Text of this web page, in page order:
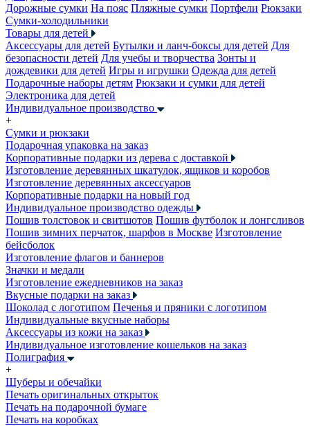
Дорожные сумки На пояс Пляжные сумки Портфели Рюкзаки
Сумки-холодильники
Товары для детей
Аксессуары для детей Бутылки и ланч-боксы для детей Для
безопасности детей Для учебы и творчества Зонты и
дождевики для детей Игры и игрушки Одежда для детей
Подарочные наборы детям Рюкзаки и сумки для детей
Электроника для детей
Индивидуальное производство
+
Сумки и рюкзаки
Подарочная упаковка на заказ
Корпоративные подарки из дерева с доставкой
Изготовление деревянных шкатулок, ящиков и коробов
Изготовление деревянных аксессуаров
Корпоративные подарки на новый год
Индивидуальное производство одежды
Пошив толстовок и свитшотов Пошив футболок и лонгсливов
Пошив зимних перчаток, шарфов в Москве Изготовление
бейсболок
Изготовление флагов и баннеров
Значки и медали
Изготовление ежедневников на заказ
Вкусные подарки на заказ
Шоколад с логотипом Печенья и пряники с логотипом
Индивидуальные вкусные наборы
Аксессуары из кожи на заказ
Индивидуальное изготовление кошельков на заказ
Полиграфия
+
Шуберы и обечайки
Печать оригинальных открыток
Печать на подарочной бумаге
Печать на коробках